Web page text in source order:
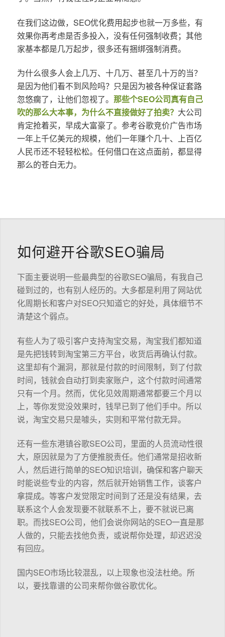
在我们这边做，SEO优化费用起步也就一万多些，有
效果你再考虑是否多投入，没有任何强制收费；其他
家基本都是几万起步，很多还有捆绑强制消费。
为什么很多人会上几万、十几万、甚至几十万的当？
是因为他们看不到风险吗？只是因为被各种保证套路
忽悠瘸了，让他们忽视了。 那些个SEO公司真有自己
吹的那么大本事，为什么不直接做好了拍卖？ 大公司
肯定抢着买，早成大富豪了。参考谷歌竞价广告市场
一年上千亿美元的规模，他们一年赚个几十、上百亿
人民币还不轻轻松松。任何借口在这点面前，都显得
那么的苍白无力。
如何避开谷歌SEO骗局
下面主要说明一些最典型的谷歌SEO骗局，有我自己
碰到过的，也有别人经历的。大多都是利用了网站优
化周期长和客户对SEO只知道它的好处，具体细节不
清楚这个弱点。
有些人为了吸引客户支持淘宝交易，淘宝我们都知道
是先把钱转到淘宝第三方平台，收货后再确认付款。
这里却有个漏洞，那就是付款的时间限制，到了付款
时间，钱就会自动打到卖家账户，这个付款时间通常
只有一个月。然而，优化见效周期通常都要三个月以
上，等你发觉没效果时，钱早已到了他们手中。所以
说，淘宝交易只是噱头，实则和平常付款无异。
还有一些东港镇谷歌SEO公司，里面的人员流动性很
大，原因就是为了方便推脱责任。他们通常是招收新
人，然后进行简单的SEO知识培训，确保和客户聊天
时能说些专业的内容，然后就开始销售工作，谈客户
拿提成。等客户发觉限定时间到了还是没有结果，去
联系这个人会发现要不就联系不上，要不就说已离
职。而找SEO公司，他们会说你网站的SEO一直是那
人做的，只能去找他负责，或说帮你处理，却迟迟没
有回应。
国内SEO市场比较混乱，以上现象也没法杜绝。所
以，要找靠谱的公司来帮你做谷歌优化。